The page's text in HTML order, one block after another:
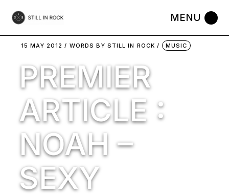
the
15 MAY 2012 WORDS BY STILL IN ROCK MUSIC
PREMIER
ARTICLE :
NOAH –
SEXY